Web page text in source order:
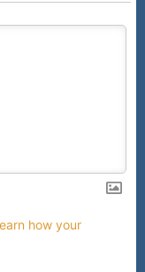
how your